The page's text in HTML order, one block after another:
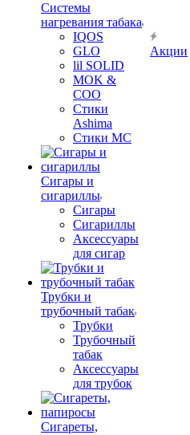
Системы
нагревания табака
IQOS
GLO
lil SOLID
MOK &
COO
Стики
Ashima
Стики MC
Сигары и
сигариллы
Сигары
Сигариллы
Аксессуары
для сигар
Трубки и
трубочный табак
Трубки
Трубочный
табак
Аксессуары
для трубок
Сигареты,
Акции